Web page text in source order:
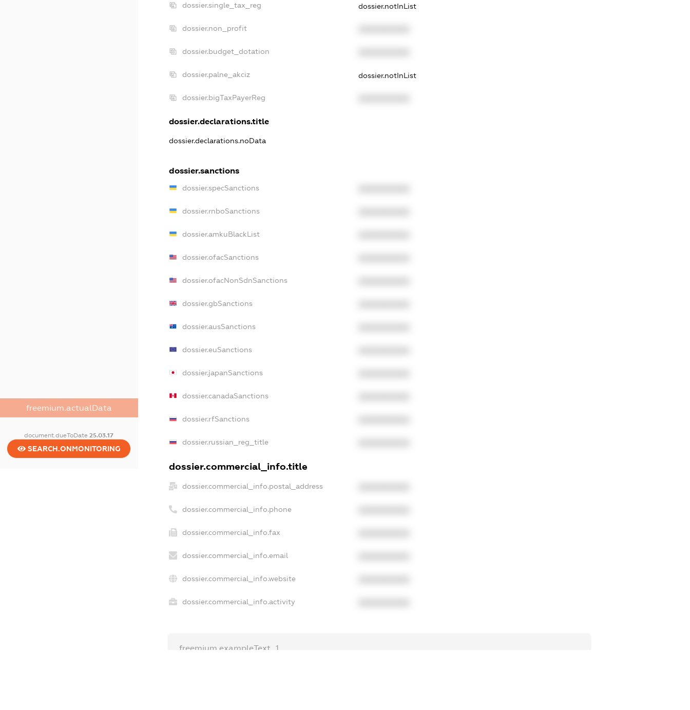
freemium.actualData
document.dueToDate25.03.17
SEARCH.ONMONITORING
dossier.single_tax_reg dossier.notInList
dossier.non_profit
dossier.budget_dotation
dossier.palne_akciz dossier.notInList
dossier.bigTaxPayerReg
dossier.declarations.title
dossier.declarations.noData
dossier.sanctions
dossier.specSanctions
dossier.rnboSanctions
dossier.amkuBlackList
dossier.ofacSanctions
dossier.ofacNonSdnSanctions
dossier.gbSanctions
dossier.ausSanctions
dossier.euSanctions
dossier.japanSanctions
dossier.canadaSanctions
dossier.rfSanctions
dossier.russian_reg_title
dossier.commercial_info.title
dossier.commercial_info.postal_address
dossier.commercial_info.phone
dossier.commercial_info.fax
dossier.commercial_info.email
dossier.commercial_info.website
dossier.commercial_info.activity
freemium.exampleText_1